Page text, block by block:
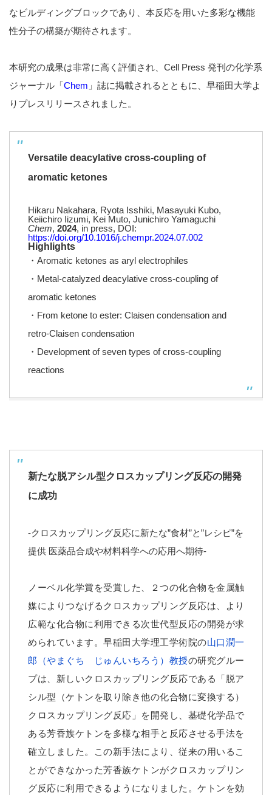
なビルディングブロックであり、本反応を用いた多彩な機能
性分子の構築が期待されます。
本研究の成果は非常に高く評価され、Cell Press 発刊の化学系
ジャーナル「Chem 」誌に掲載されるとともに、早稲田大学よ
りプレスリリースされました。
Versatile deacylative cross-coupling of
aromatic ketones
Hikaru Nakahara, Ryota Isshiki, Masayuki Kubo,
Keiichiro Iizumi, Kei Muto, Junichiro Yamaguchi
Chem, 2024, in press, DOI:
https://doi.org/10.1016/j.chempr.2024.07.002
Highlights
・Aromatic ketones as aryl electrophiles
・Metal-catalyzed deacylative cross-coupling of
aromatic ketones
・From ketone to ester: Claisen condensation and
retro-Claisen condensation
・Development of seven types of cross-coupling
reactions
新たな脱アシル型クロスカップリング反応の開発
に成功
-クロスカップリング反応に新たな”食材”と”レシピ”を
提供 医薬品合成や材料科学への応用へ期待-
ノーベル化学賞を受賞した、２つの化合物を金属触
媒によりつなげるクロスカップリング反応は、より
広範な化合物に利用できる次世代型反応の開発が求
められています。早稲田大学理工学術院の山口潤一
郎（やまぐち じゅんいちろう）教授の研究グルー
プは、新しいクロスカップリング反応である「脱ア
シル型（ケトンを取り除き他の化合物に変換する）
クロスカップリング反応」を開発し、基礎化学品で
ある芳香族ケトンを多様な相手と反応させる手法を
確立しました。この新手法により、従来の用いるこ
とができなかった芳香族ケトンがクロスカップリン
グ反応に利用できるようになりました。ケトンを効